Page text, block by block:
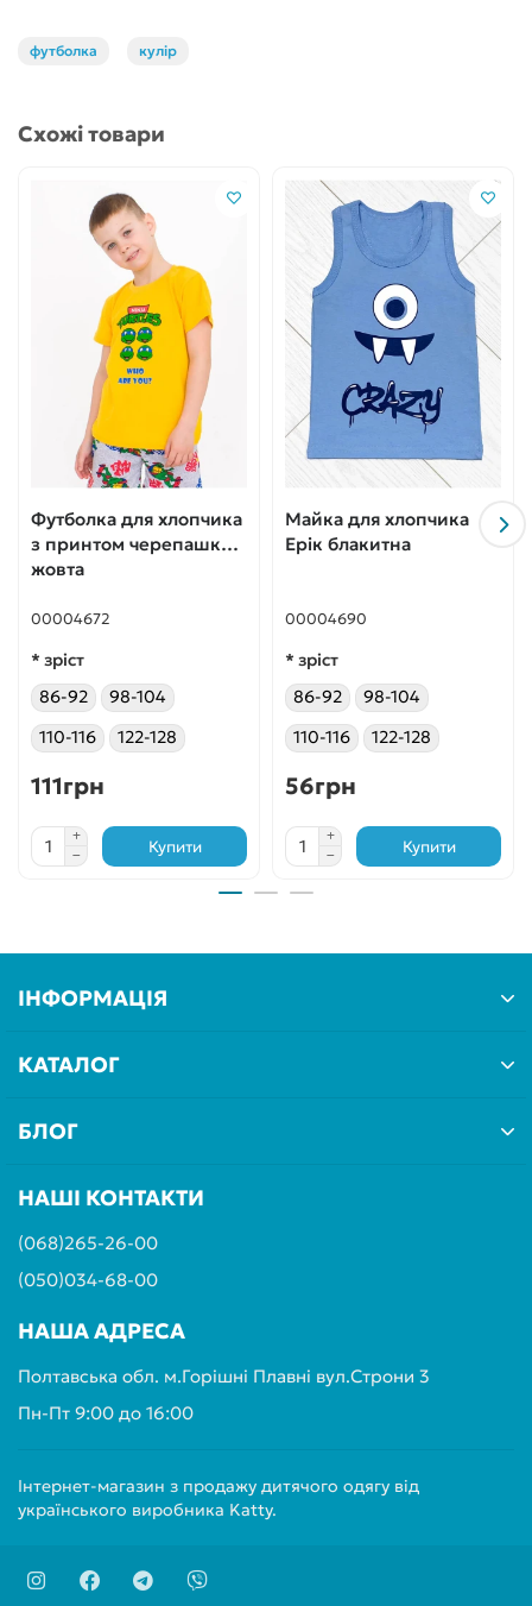
футболка кулір
Схожі товари
Футболка для хлопчика
з принтом черепашки
жовта
00004672
* зріст
86-92
98-104
110-116
122-128
111грн
Купити
Майка для хлопчика
Ерік блакитна
00004690
* зріст
86-92
98-104
110-116
122-128
56грн
Купити
ІНФОРМАЦІЯ
КАТАЛОГ
БЛОГ
НАШІ КОНТАКТИ
(068)265-26-00
(050)034-68-00
НАША АДРЕСА
Полтавська обл. м.Горішні Плавні вул.Строни 3
Пн-Пт 9:00 до 16:00
Інтернет-магазин з продажу дитячого одягу від
українського виробника Katty.